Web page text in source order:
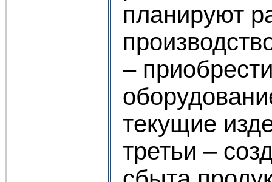
планируют
–
текущие
третьи –